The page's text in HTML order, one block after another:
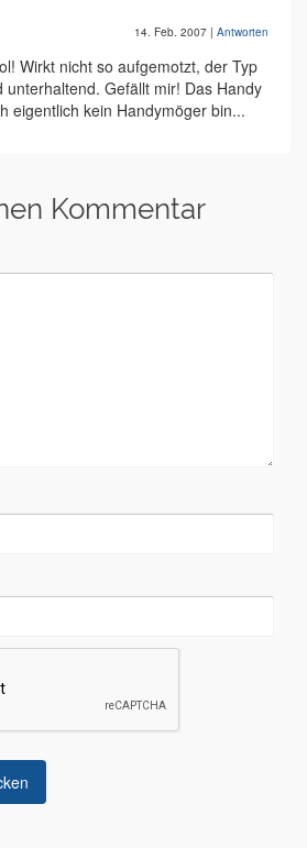
14. Feb. 2007 | Antworten
Wirkt nicht so aufgemotzt, der Typ
unterhaltend. Gefällt mir! Das Handy
eigentlich kein Handymöger bin...
Kommentar